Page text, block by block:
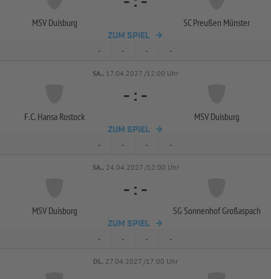
MSV Duisburg SC Preußen Münster
ZUM SPIEL
- - - -
SA.. 17.04.2027 /12:00 Uhr
F.C. Hansa Rostock
- : -
MSV Duisburg
ZUM SPIEL
- - - -
SA.. 24.04.2027 /12:00 Uhr
MSV Duisburg
- : -
SG Sonnenhof Großaspach
ZUM SPIEL
- - - -
DI.. 27.04.2027 /17:00 Uhr